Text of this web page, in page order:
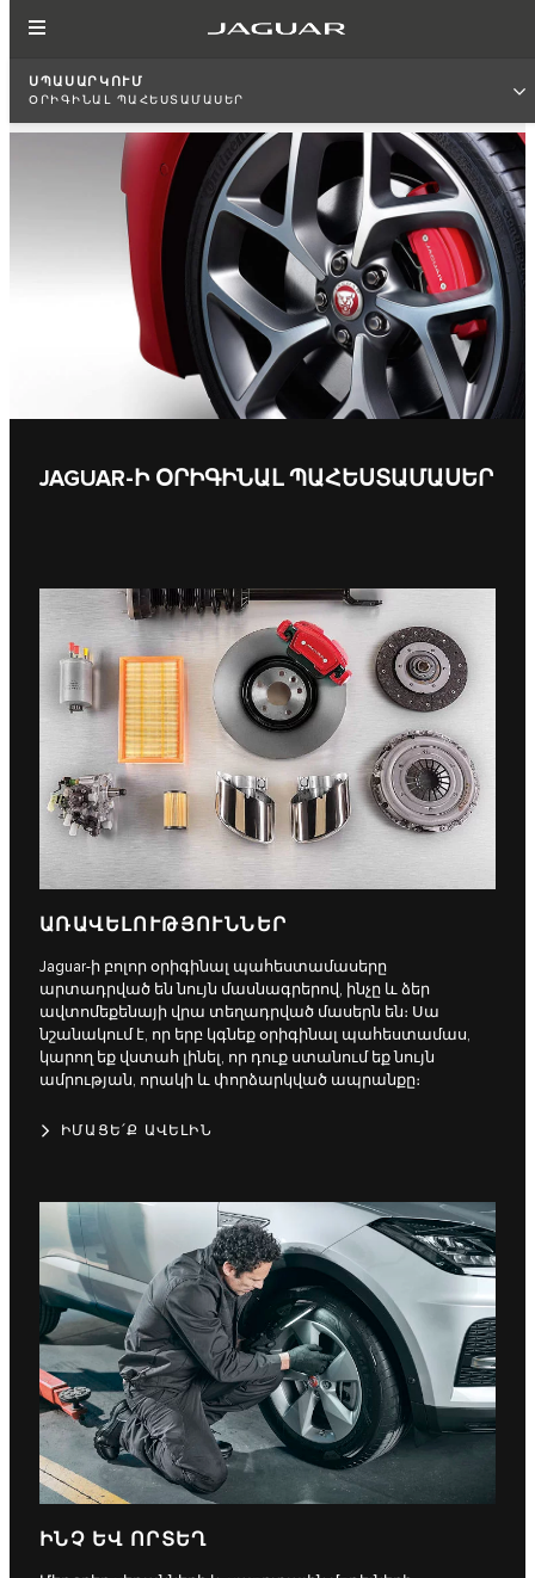
ՍՊԱՍԱՐԿՈՒՄ
ՕՐԻԳԻՆԱԼ ՊԱՀԵՍՏԱՄԱՍԵՐ
JAGUAR-Ի ՕՐԻԳԻՆԱԼ ՊԱՀԵՍՏԱՄԱՍԵՐ
ԱՌԱՎԵԼՈՒԹՅՈՒՆՆԵՐ
Jaguar-ի բոլոր օրիգինալ պահեստամասերը
արտադրված են նույն մասնագրերով, ինչը և ձեր
ավտոմեքենայի վրա տեղադրված մասերն են։ Սա
նշանակում է, որ երբ կգնեք օրիգինալ պահեստամաս,
կարող եք վստահ լինել, որ դուք ստանում եք նույն
ամրության, որակի և փորձարկված ապրանքը։
ԻՄԱՑԵ՛Ք ԱՎԵԼԻՆ
ԻՆՉ ԵՎ ՈՐՏԵՂ